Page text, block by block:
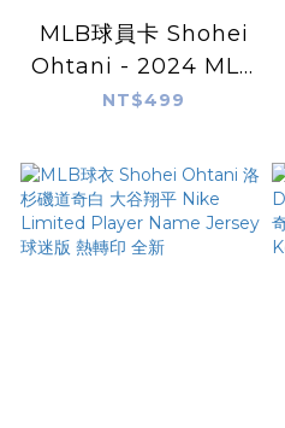
MLB球員卡 Shohei
Ohtani - 2024 MLB
TOPPS NOW®
FOR AUTOS - PR:
156,658
NT$499